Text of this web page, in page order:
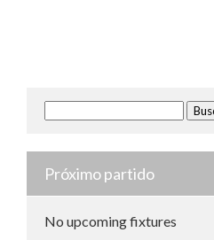
Buscar:
Próximo partido
No upcoming fixtures